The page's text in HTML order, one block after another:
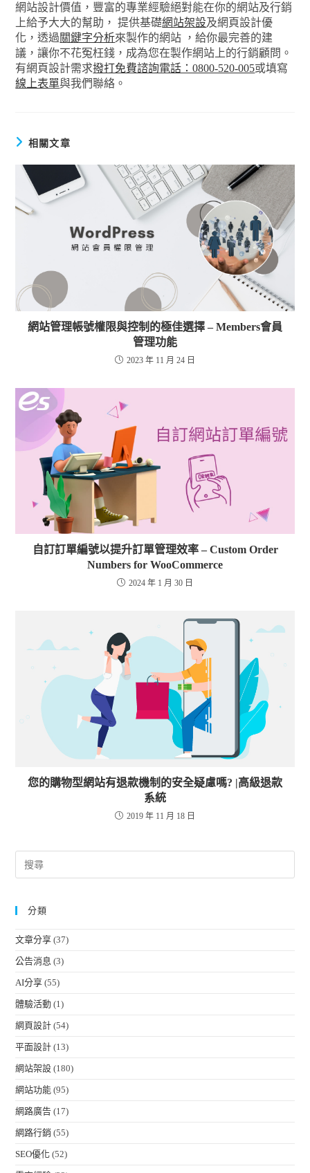
網站設計價值，豐富的專業經驗絕對能在你的網站及行銷
上給予大大的幫助， 提供基礎網站架設及網頁設計優
化，透過關鍵字分析來製作的網站 ，給你最完善的建
議，讓你不花冤枉錢，成為您在製作網站上的行銷顧問。
有網頁設計需求撥打免費諮詢電話：0800-520-005或填寫
線上表單與我們聯絡。
相關文章
網站管理帳號權限與控制的極佳選擇 – Members會員
管理功能
2023 年 11 月 24 日
自訂訂單編號以提升訂單管理效率 – Custom Order
Numbers for WooCommerce
2024 年 1 月 30 日
您的購物型網站有退款機制的安全疑慮嗎? |高級退款
系統
2019 年 11 月 18 日
分類
文章分享 (37)
公告消息 (3)
AI分享 (55)
體驗活動 (1)
網頁設計 (54)
平面設計 (13)
網站架設 (180)
網站功能 (95)
網路廣告 (17)
網路行銷 (55)
SEO優化 (52)